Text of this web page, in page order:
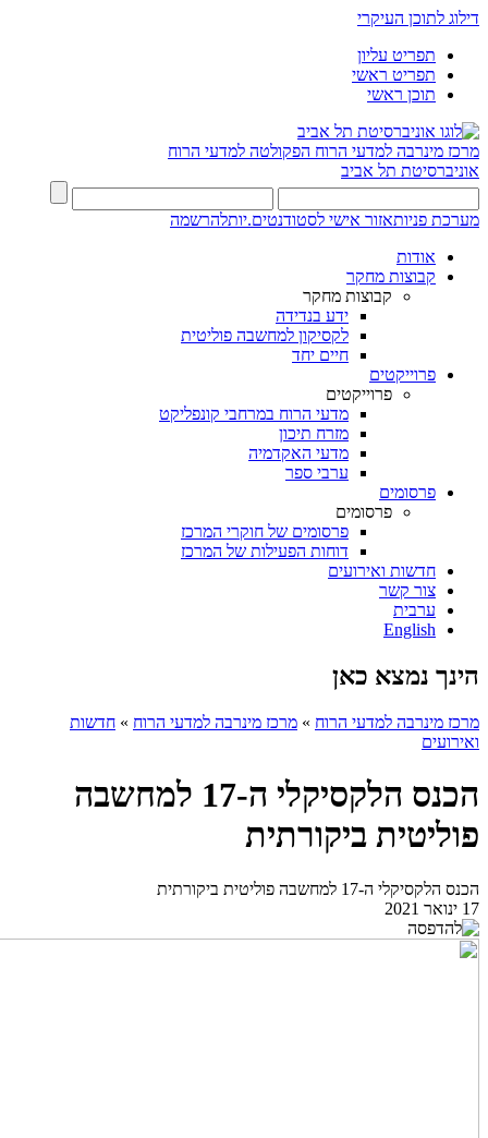
דילוג לתוכן העיקרי
תפריט עליון
תפריט ראשי
תוכן ראשי
מרכז מינרבה למדעי הרוח הפקולטה למדעי הרוח
אוניברסיטת תל אביב
מערכת פניותאזור אישי לסטודנטים.יותלהרשמה
אודות
קבוצות מחקר
קבוצות מחקר
ידע בנדידה
לקסיקון למחשבה פוליטית
חיים יחד
פרוייקטים
פרוייקטים
מדעי הרוח במרחבי קונפליקט
מזרח תיכון
מדעי האקדמיה
ערבי ספר
פרסומים
פרסומים
פרסומים של חוקרי המרכז
דוחות הפעילות של המרכז
חדשות ואירועים
צור קשר
ערבית
English
הינך נמצא כאן
מרכז מינרבה למדעי הרוח » מרכז מינרבה למדעי הרוח » חדשות
ואירועים
הכנס הלקסיקלי ה-17 למחשבה
פוליטית ביקורתית
הכנס הלקסיקלי ה-17 למחשבה פוליטית ביקורתית
17 ינואר 2021